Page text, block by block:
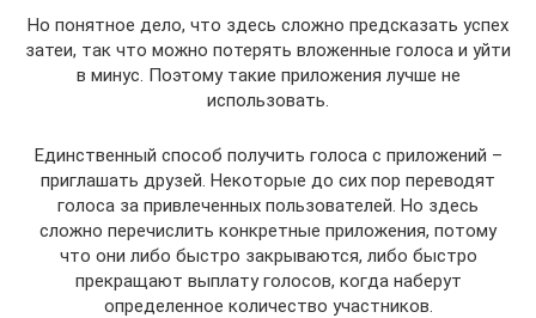
Но понятное дело, что здесь сложно предсказать успех
затеи, так что можно потерять вложенные голоса и уйти
в минус. Поэтому такие приложения лучше не
использовать.
Единственный способ получить голоса с приложений –
приглашать друзей. Некоторые до сих пор переводят
голоса за привлеченных пользователей. Но здесь
сложно перечислить конкретные приложения, потому
что они либо быстро закрываются, либо быстро
прекращают выплату голосов, когда наберут
определенное количество участников.